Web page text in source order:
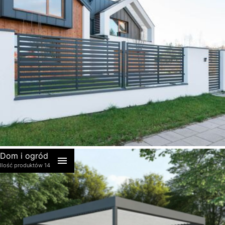
akcesoria
Dom i ogród
Ilość produktów 14